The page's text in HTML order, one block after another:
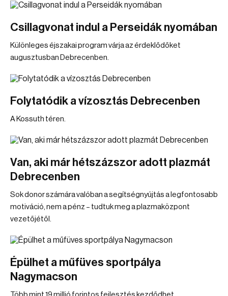
Csillagvonat indul a Perseidák nyomában
Különleges éjszakai program várja az érdeklődőket
augusztusban Debrecenben.
Folytatódik a vízosztás Debrecenben
A Kossuth téren.
Van, aki már hétszázszor adott plazmát
Debrecenben
Sok donor számára valóban a segítségnyújtás a legfontosabb
motiváció, nem a pénz – tudtuk meg a plazmaközpont
vezetőjétől.
Épülhet a műfüves sportpálya
Nagymacson